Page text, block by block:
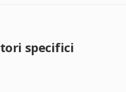
specifici